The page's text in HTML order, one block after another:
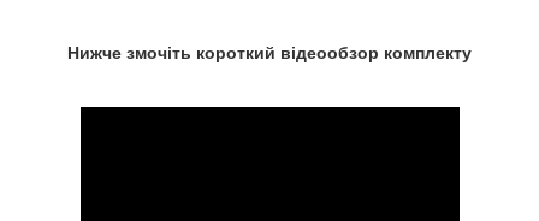
Нижче змочіть короткий відеообзор комплекту